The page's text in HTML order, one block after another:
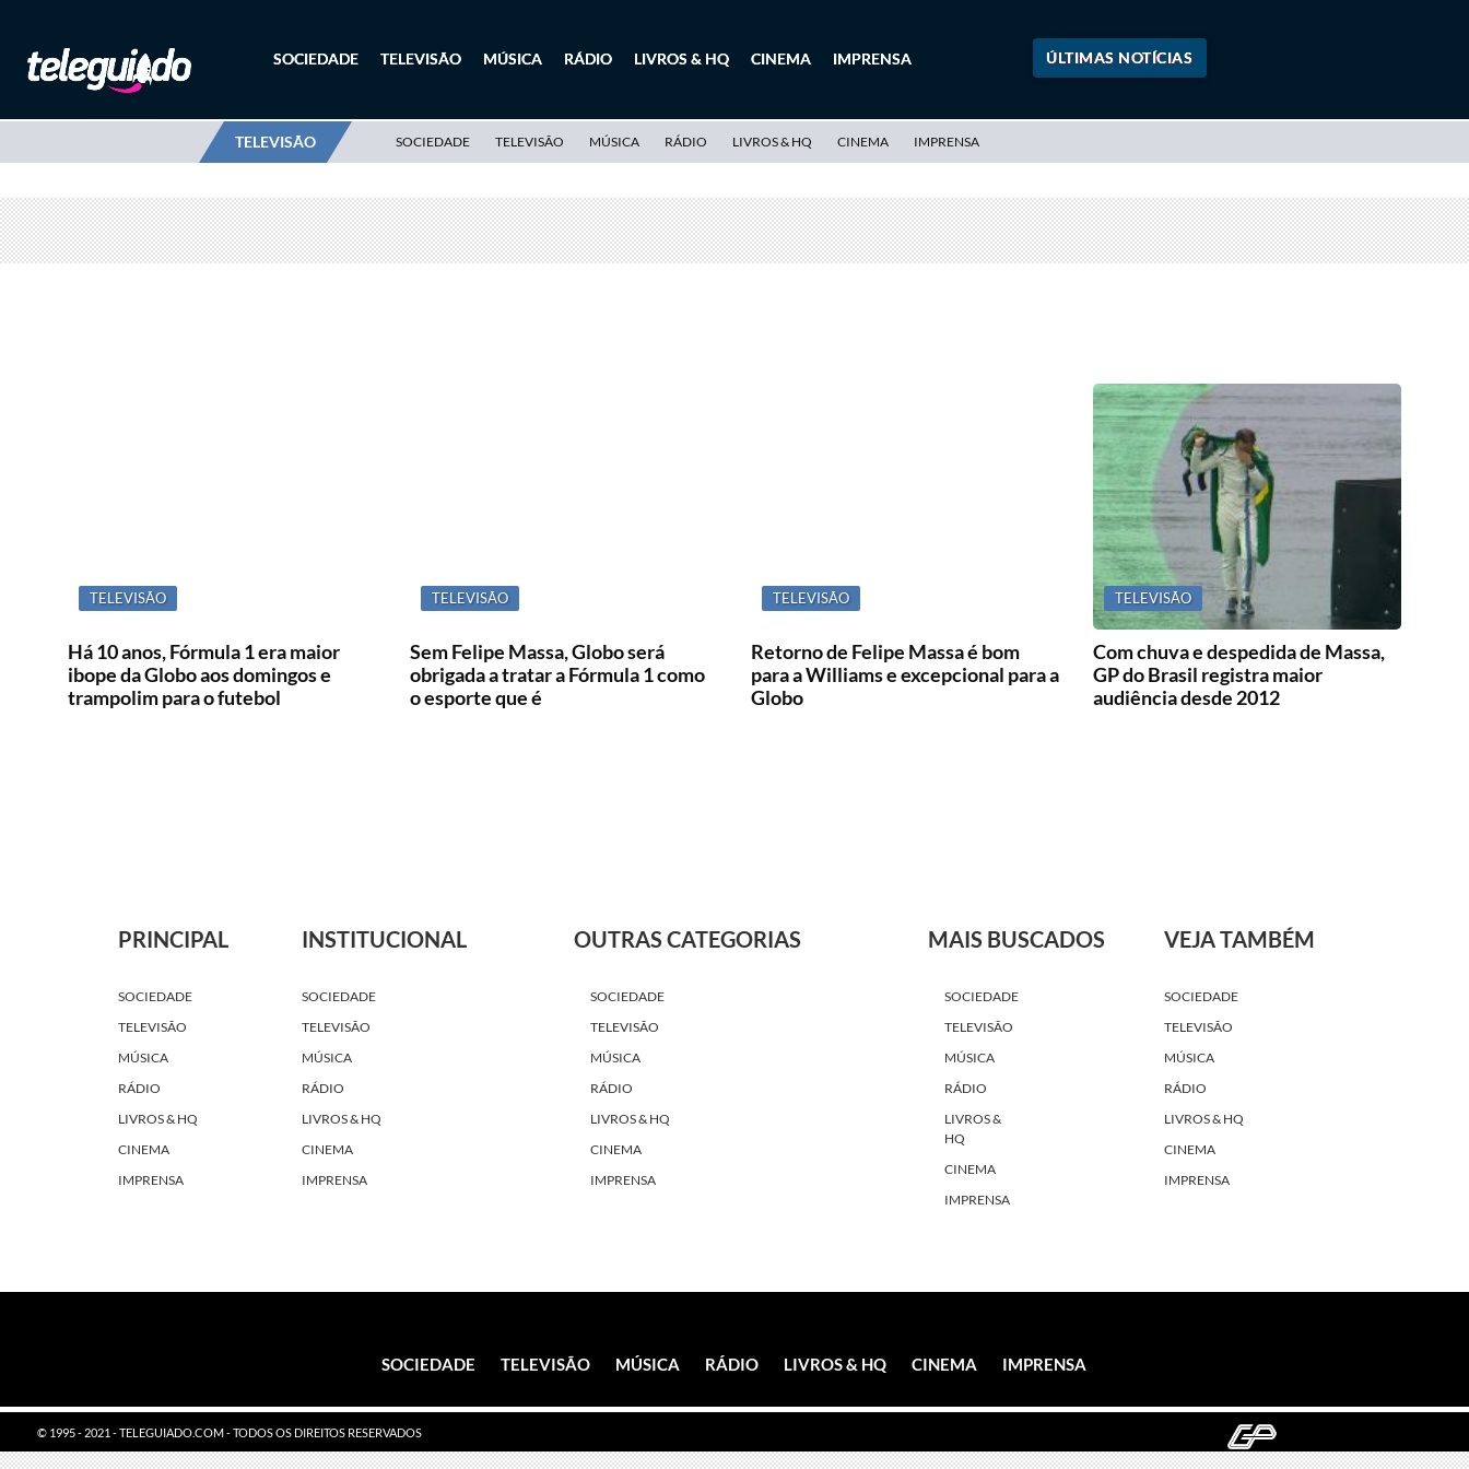
ÚLTIMAS NOTÍCIAS
SOCIEDADE TELEVISÃO MÚSICA RÁDIO LIVROS & HQ CINEMA IMPRENSA
TELEVISÃO SOCIEDADE TELEVISÃO MÚSICA RÁDIO LIVROS & HQ CINEMA IMPRENSA
TELEVISÃO
Há 10 anos, Fórmula 1 era maior
ibope da Globo aos domingos e
trampolim para o futebol
TELEVISÃO
Sem Felipe Massa, Globo será
obrigada a tratar a Fórmula 1 como
o esporte que é
TELEVISÃO
Retorno de Felipe Massa é bom
para a Williams e excepcional para a
Globo
TELEVISÃO
Com chuva e despedida de Massa,
GP do Brasil registra maior
audiência desde 2012
PRINCIPAL
SOCIEDADE
TELEVISÃO
MÚSICA
RÁDIO
LIVROS & HQ
CINEMA
IMPRENSA
INSTITUCIONAL
SOCIEDADE
TELEVISÃO
MÚSICA
RÁDIO
LIVROS & HQ
CINEMA
IMPRENSA
OUTRAS CATEGORIAS
SOCIEDADE
TELEVISÃO
MÚSICA
RÁDIO
LIVROS & HQ
CINEMA
IMPRENSA
MAIS BUSCADOS
SOCIEDADE
TELEVISÃO
MÚSICA
RÁDIO
LIVROS &
HQ
CINEMA
IMPRENSA
VEJA TAMBÉM
SOCIEDADE
TELEVISÃO
MÚSICA
RÁDIO
LIVROS & HQ
CINEMA
IMPRENSA
SOCIEDADE TELEVISÃO MÚSICA RÁDIO LIVROS & HQ CINEMA IMPRENSA
© 1995 - 2021 - TELEGUIADO.COM - TODOS OS DIREITOS RESERVADOS